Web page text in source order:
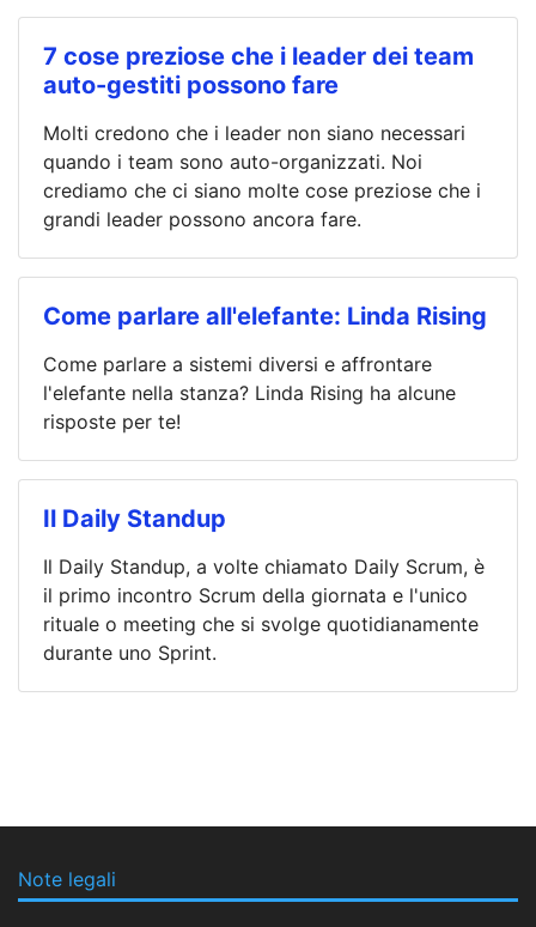
7 cose preziose che i leader dei team
auto-gestiti possono fare
Molti credono che i leader non siano necessari
quando i team sono auto-organizzati. Noi
crediamo che ci siano molte cose preziose che i
grandi leader possono ancora fare.
Come parlare all'elefante: Linda Rising
Come parlare a sistemi diversi e affrontare
l'elefante nella stanza? Linda Rising ha alcune
risposte per te!
Il Daily Standup
Il Daily Standup, a volte chiamato Daily Scrum, è
il primo incontro Scrum della giornata e l'unico
rituale o meeting che si svolge quotidianamente
durante uno Sprint.
Note legali